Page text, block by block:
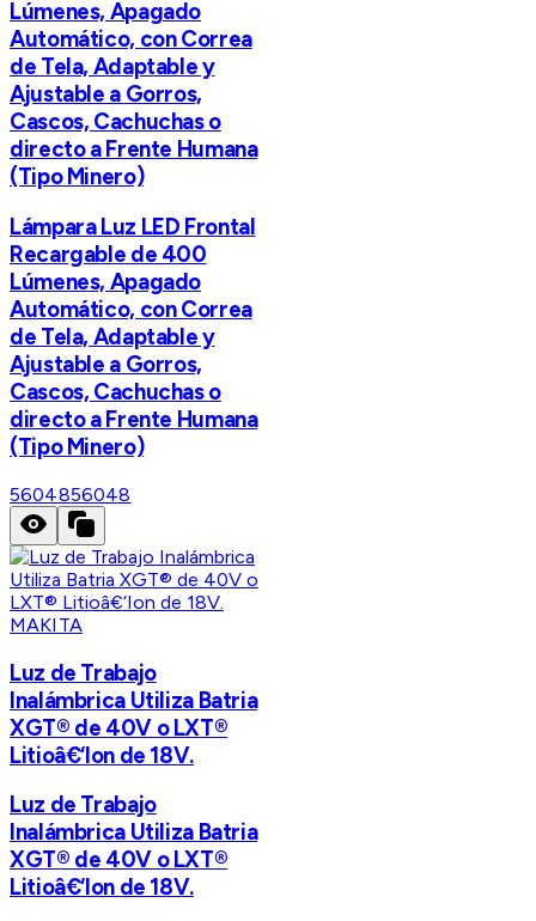
Lúmenes, Apagado
Automático, con Correa
de Tela, Adaptable y
Ajustable a Gorros,
Cascos, Cachuchas o
directo a Frente Humana
(Tipo Minero)
Lámpara Luz LED Frontal
Recargable de 400
Lúmenes, Apagado
Automático, con Correa
de Tela, Adaptable y
Ajustable a Gorros,
Cascos, Cachuchas o
directo a Frente Humana
(Tipo Minero)
5604856048
MAKITA
Luz de Trabajo
Inalámbrica Utiliza Batria
XGT® de 40V o LXT®
Litioâ€‘Ion de 18V.
Luz de Trabajo
Inalámbrica Utiliza Batria
XGT® de 40V o LXT®
Litioâ€‘Ion de 18V.